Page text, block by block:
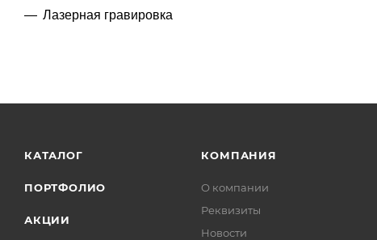
Лазерная гравировка
КАТАЛОГ
ПОРТФОЛИО
АКЦИИ
КОМПАНИЯ
О компании
Реквизиты
Новости